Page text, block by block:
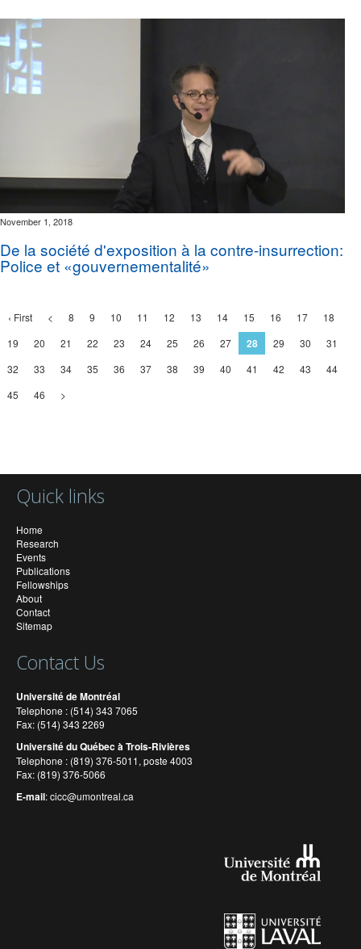
November 1, 2018
De la société d'exposition à la contre-insurrection:
Police et «gouvernementalité»
‹ First < 8 9 10 11 12 13 14 15 16 17
18
19
20 21 22 23 24 25 26 27 28 29 30
31
32
33 34 35 36 37 38 39 40 41 42 43
44
45
46 >
Quick links
Home
Research
Events
Publications
Fellowships
About
Contact
Sitemap
Contact Us
Université de Montréal
Telephone : (514) 343 7065
Fax: (514) 343 2269
Université du Québec à Trois-Rivières
Telephone : (819) 376-5011, poste 4003
Fax: (819) 376-5066
E-mail:cicc@umontreal.ca